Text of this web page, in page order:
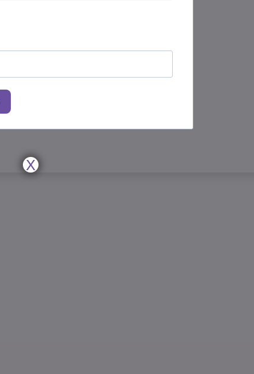
X